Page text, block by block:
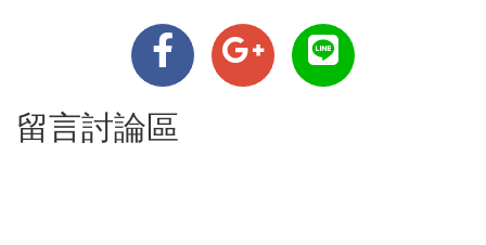
留言討論區